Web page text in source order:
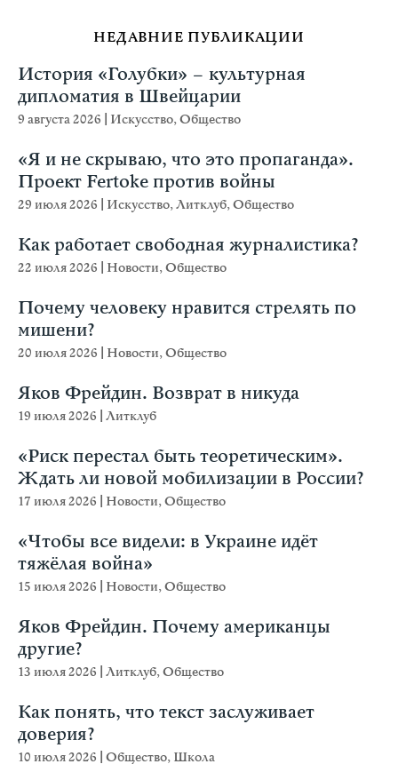
НЕДАВНИЕ ПУБЛИКАЦИИ
История «Голубки» – культурная
дипломатия в Швейцарии
9 августа 2026 Искусство,Общество
«Я и не скрываю, что это пропаганда».
Проект Fertoke против войны
29 июля 2026 Искусство,Литклуб,Общество
Как работает свободная журналистика?
22 июля 2026 Новости,Общество
Почему человеку нравится стрелять по
мишени?
20 июля 2026 Новости,Общество
Яков Фрейдин. Возврат в никуда
19 июля 2026 Литклуб
«Риск перестал быть теоретическим».
Ждать ли новой мобилизации в России?
17 июля 2026 Новости,Общество
«Чтобы все видели: в Украине идёт
тяжёлая война»
15 июля 2026 Новости,Общество
Яков Фрейдин. Почему американцы
другие?
13 июля 2026 Литклуб,Общество
Как понять, что текст заслуживает
доверия?
10 июля 2026 Общество, Школа